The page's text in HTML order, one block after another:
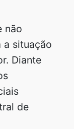
não
a situação
Diante
de